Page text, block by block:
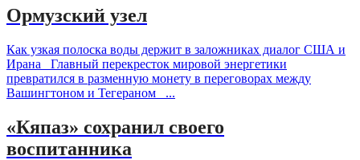
Ормузский узел
Как узкая полоска воды держит в заложниках диалог США и
Ирана Главный перекресток мировой энергетики
превратился в разменную монету в переговорах между
Вашингтоном и Тегераном ...
«Кяпаз» сохранил своего
воспитанника